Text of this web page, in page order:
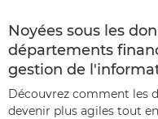
Noyées sous les
départements
gestion de
Découvrez comment les
devenir plus agiles tout